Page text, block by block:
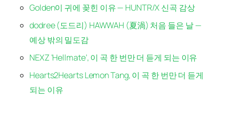
Golden이 귀에 꽂힌 이유 — HUNTR/X 신곡 감상
dodree (도드리) HAWWAH (夏渦) 처음 들은 날 —
예상 밖의 밀도감
NEXZ ‘Hellmate’, 이 곡 한 번만 더 듣게 되는 이유
Hearts2Hearts Lemon Tang, 이 곡 한 번만 더 듣게
되는 이유